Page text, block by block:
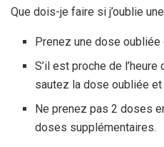
Que dois-je faire si j’oublie
Prenez une dose
S’il est proche de
sautez la dose oubliée et
Ne prenez pas 2 doses
doses supplémentaires.